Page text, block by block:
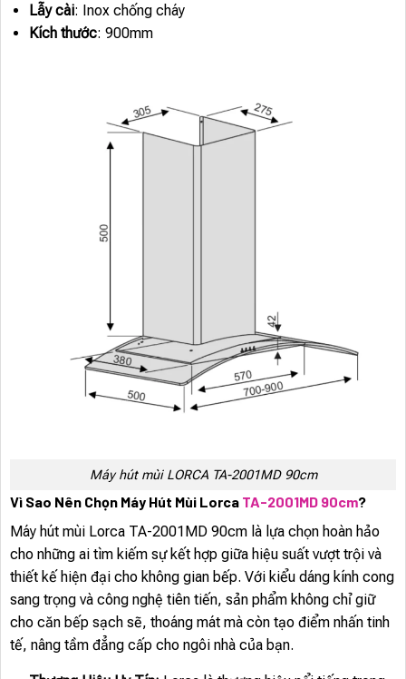
Lẫy cài: Inox chống cháy
Kích thước: 900mm
Máy hút mùi LORCA TA-2001MD 90cm
Vì Sao Nên Chọn Máy Hút Mùi Lorca TA-2001MD 90cm?
Máy hút mùi Lorca TA-2001MD 90cm là lựa chọn hoàn hảo
cho những ai tìm kiếm sự kết hợp giữa hiệu suất vượt trội và
thiết kế hiện đại cho không gian bếp. Với kiểu dáng kính cong
sang trọng và công nghệ tiên tiến, sản phẩm không chỉ giữ
cho căn bếp sạch sẽ, thoáng mát mà còn tạo điểm nhấn tinh
tế, nâng tầm đẳng cấp cho ngôi nhà của bạn.